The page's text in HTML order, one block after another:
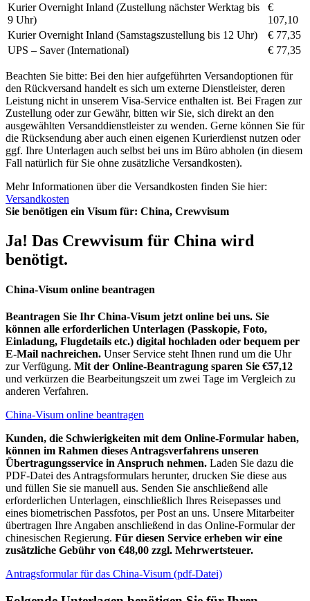
Kurier Overnight Inland (Zustellung nächster Werktag bis
9 Uhr)
€
107,10
Kurier Overnight Inland (Samstagszustellung bis 12 Uhr)
€ 77,35
UPS – Saver (International)
€ 77,35
Beachten Sie bitte: Bei den hier aufgeführten Versandoptionen für
den Rückversand handelt es sich um externe Dienstleister, deren
Leistung nicht in unserem Visa-Service enthalten ist. Bei Fragen zur
Zustellung oder zur Gewähr, bitten wir Sie, sich direkt an den
ausgewählten Versanddienstleister zu wenden. Gerne können Sie für
die Rücksendung aber auch einen eigenen Kurierdienst nutzen oder
ggf. Ihre Unterlagen auch selbst bei uns im Büro abholen (in diesem
Fall natürlich für Sie ohne zusätzliche Versandkosten).
Mehr Informationen über die Versandkosten finden Sie hier:
Versandkosten
Sie benötigen ein Visum für: China, Crewvisum
Ja! Das Crewvisum für China wird
benötigt.
China-Visum online beantragen
Beantragen Sie Ihr China-Visum jetzt online bei uns. Sie
können alle erforderlichen Unterlagen (Passkopie, Foto,
Einladung, Flugdetails etc.) digital hochladen oder bequem per
E-Mail nachreichen. Unser Service steht Ihnen rund um die Uhr
zur Verfügung. Mit der Online-Beantragung sparen Sie €57,12
und verkürzen die Bearbeitungszeit um zwei Tage im Vergleich zu
anderen Verfahren.
China-Visum online beantragen
Kunden, die Schwierigkeiten mit dem Online-Formular haben,
können im Rahmen dieses Antragsverfahrens unseren
Übertragungsservice in Anspruch nehmen. Laden Sie dazu die
PDF-Datei des Antragsformulars herunter, drucken Sie diese aus
und füllen Sie sie manuell aus. Senden Sie anschließend alle
erforderlichen Unterlagen, einschließlich Ihres Reisepasses und
eines biometrischen Passfotos, per Post an uns. Unsere Mitarbeiter
übertragen Ihre Angaben anschließend in das Online-Formular der
chinesischen Regierung. Für diesen Service erheben wir eine
zusätzliche Gebühr von €48,00 zzgl. Mehrwertsteuer.
Antragsformular für das China-Visum (pdf-Datei)